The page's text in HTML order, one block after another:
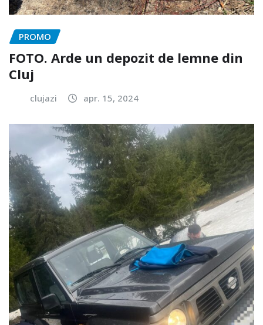
PROMO
FOTO. Arde un depozit de lemne din
Cluj
clujazi apr. 15, 2024